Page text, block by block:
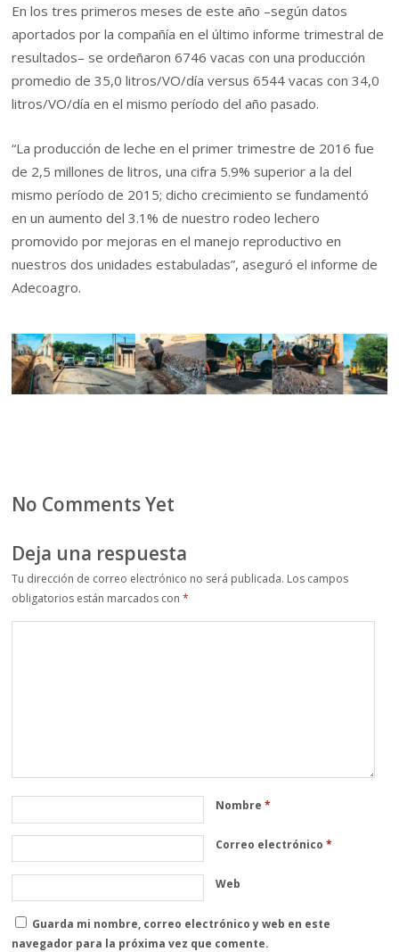
En los tres primeros meses de este año –según datos
aportados por la compañía en el último informe trimestral de
resultados– se ordeñaron 6746 vacas con una producción
promedio de 35,0 litros/VO/día versus 6544 vacas con 34,0
litros/VO/día en el mismo período del año pasado.
“La producción de leche en el primer trimestre de 2016 fue
de 2,5 millones de litros, una cifra 5.9% superior a la del
mismo período de 2015; dicho crecimiento se fundamentó
en un aumento del 3.1% de nuestro rodeo lechero
promovido por mejoras en el manejo reproductivo en
nuestros dos unidades estabuladas”, aseguró el informe de
Adecoagro.
No Comments Yet
Deja una respuesta
Tu dirección de correo electrónico no será publicada. Los campos
obligatorios están marcados con*
Nombre*
Correo electrónico*
Web
Guarda mi nombre, correo electrónico y web en este
navegador para la próxima vez que comente.